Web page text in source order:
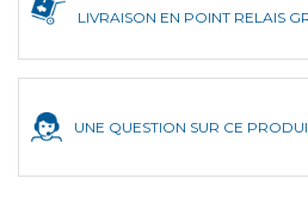
LIVRAISON EN POINT RELAIS
UNE QUESTION SUR CE